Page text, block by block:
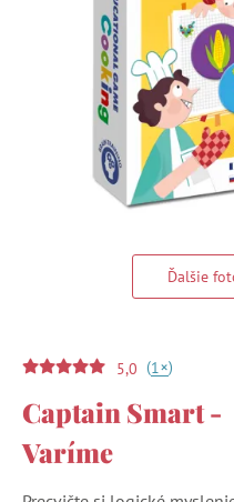
Ďalšie
5,0 (1+)
Captain Smart -
Varíme